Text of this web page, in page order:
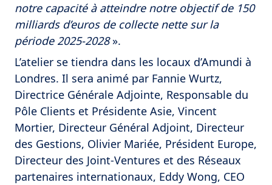
notre capacité à atteindre notre objectif de 150
milliards d’euros de collecte nette sur la
période 2025-2028».
L’atelier se tiendra dans les locaux d’Amundi à
Londres. Il sera animé par Fannie Wurtz,
Directrice Générale Adjointe, Responsable du
Pôle Clients et Présidente Asie, Vincent
Mortier, Directeur Général Adjoint, Directeur
des Gestions, Olivier Mariée, Président Europe,
Directeur des Joint-Ventures et des Réseaux
partenaires internationaux, Eddy Wong, CEO